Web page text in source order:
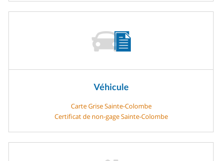
Véhicule
Carte Grise Sainte-Colombe
Certificat de non-gage Sainte-Colombe